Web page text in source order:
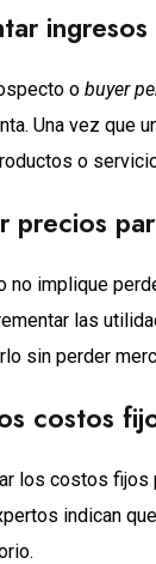
o buyer
Una vez que
o
precios
no implique
las
sin perder
costos
los costos
indican